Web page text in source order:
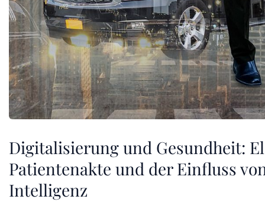
Digitalisierung und Gesundheit:
Patientenakte und der Einfluss
Intelligenz